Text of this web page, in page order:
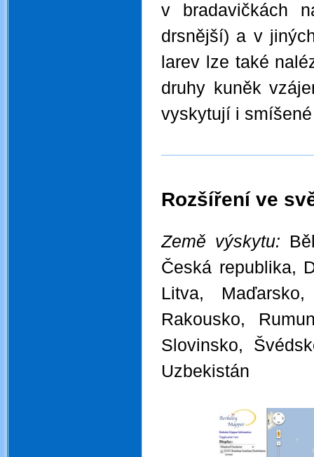
v bradavičkách
drsnější) a v
larev lze také
druhy kuněk
vyskytují i
Rozšíření ve
Země výskytu:
Česká republika,
Litva,
Rakousko,
Slovinsko,
Uzbekistán